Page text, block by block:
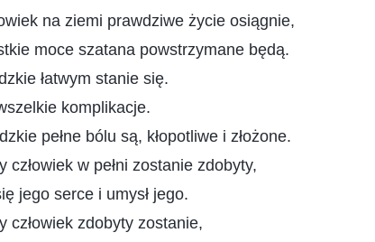
na ziemi prawdziwe życie osiągnie,
moce szatana powstrzymane będą.
łatwym stanie się.
komplikacje.
pełne bólu są, kłopotliwe i złożone.
człowiek w pełni zostanie zdobyty,
jego serce i umysł jego.
człowiek zdobyty zostanie,